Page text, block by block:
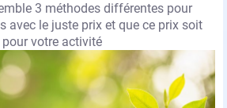
3 méthodes différentes pour
avec le juste prix et que ce prix soit
votre activité